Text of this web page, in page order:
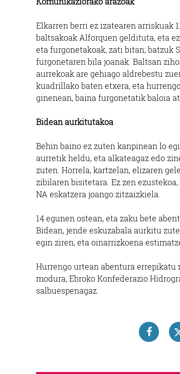
Elkarren berri ez izatearen arriskuak
baltsakoak Alforquen geldituta, eta
eta furgonetakoak, zati bitan; batzuk
furgonetaren bila joanak. Baltsan
aurrekoak are gehiago aldrebestu
kuadrillako baten etxera, eta
ginenean, baina furgonetatik baloia
Bidean aurkitutakoa
Behin baino ez zuten kanpinean lo
aurretik heldu, eta alkateagaz edo
zuten. Horrela, kartzelan, elizaren
zibilaren bisitetara. Ez zen
NA eskatzera joango zitzaizkiela.
14 egunen ostean, eta zaku bete
Bidean, jende eskuzabala aurkitu
egin ziren, eta oinarrizkoena
Hurrengo urtean abentura errepikatu
modura, Ebroko Konfederazio
salbuespenagaz.